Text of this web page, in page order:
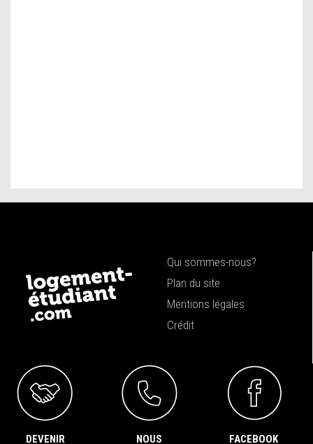
Qui sommes-nous?
Plan du site
Mentions légales
Crédit
DEVENIR NOUS FACEBOOK